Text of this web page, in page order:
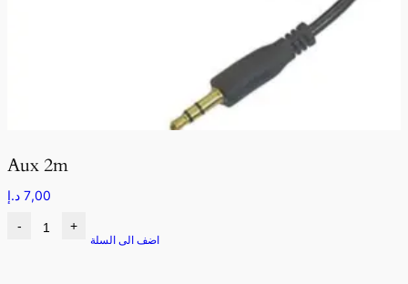
Aux 2m
7,00 د.إ
- +
اضف الى السلة